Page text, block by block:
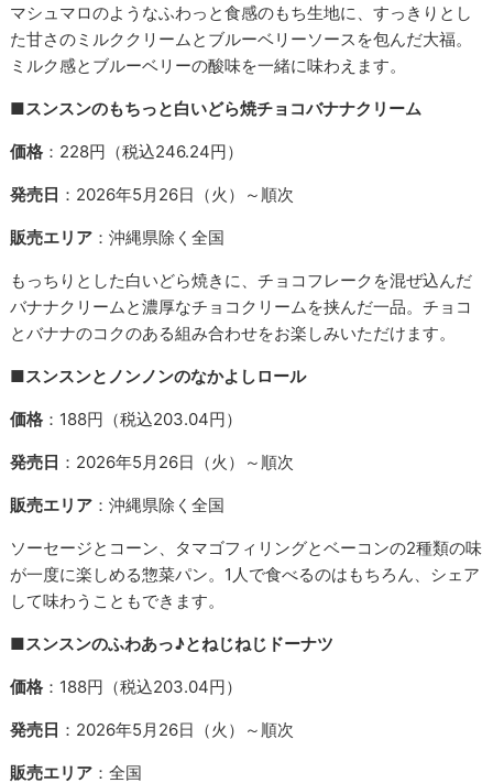
マシュマロのようなふわっと食感のもち生地に、すっきりとし
た甘さのミルククリームとブルーベリーソースを包んだ大福。
ミルク感とブルーベリーの酸味を一緒に味わえます。
■スンスンのもちっと白いどら焼チョコバナナクリーム
価格 ：228円（税込246.24円）
発売日 ：2026年5月26日（火）～順次
販売エリア ：沖縄県除く全国
もっちりとした白いどら焼きに、チョコフレークを混ぜ込んだ
バナナクリームと濃厚なチョコクリームを挟んだ一品。チョコ
とバナナのコクのある組み合わせをお楽しみいただけます。
■スンスンとノンノンのなかよしロール
価格 ：188円（税込203.04円）
発売日 ：2026年5月26日（火）～順次
販売エリア ：沖縄県除く全国
ソーセージとコーン、タマゴフィリングとベーコンの2種類の味
が一度に楽しめる惣菜パン。1人で食べるのはもちろん、シェア
して味わうこともできます。
■スンスンのふわあっ♪とねじねじドーナツ
価格 ：188円（税込203.04円）
発売日 ：2026年5月26日（火）～順次
販売エリア ：全国